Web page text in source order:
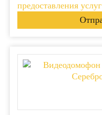
предоставления услуг